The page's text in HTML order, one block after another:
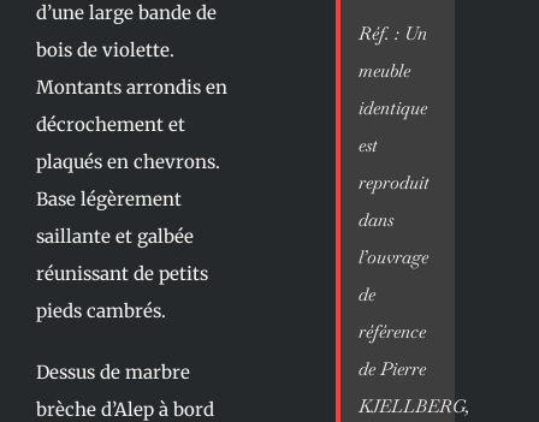
d’une large bande de
bois de violette.
Montants arrondis en
décrochement et
plaqués en chevrons.
Base légèrement
saillante et galbée
réunissant de petits
pieds cambrés.
Dessus de marbre
brèche d’Alep à bord
Réf. : Un
meuble
identique
est
reproduit
dans
l’ouvrage
de
référence
de Pierre
KJELLBERG,